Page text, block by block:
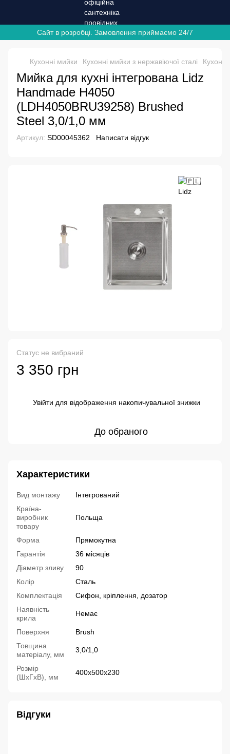
Сайт в розробці. Замовлення приймаємо 24/7
Кухонні мийки Кухонні мийки з нержавіючої сталі
Мийка для кухні інтегрована Lidz
Handmade H4050
(LDH4050BRU39258) Brushed
Steel 3,0/1,0 мм
Артикул: SD00045362 Написати відгук
Статус не вибраний
3 350 грн
Увійти для відображення накопичувальної знижки
До обраного
Характеристики
Вид монтажу
Інтегрований
Країна-
виробник
товару
Польща
Форма
Прямокутна
Гарантія
36 місяців
Діаметр зливу
90
Колір
Сталь
Комплектація
Сифон, кріплення, дозатор
Наявність
крила
Немає
Поверхня
Brush
Товщина
матеріалу, мм
3,0/1,0
Розмір
(ШхГхВ), мм
400х500х230
Відгуки